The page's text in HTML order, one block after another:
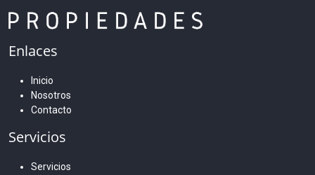
Enlaces
Inicio
Nosotros
Contacto
Servicios
Servicios